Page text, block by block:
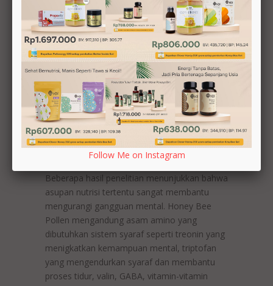
darah membuat otak dapat bekerja lebih lama
dengan beban yang lebih berat, mengingat
lebih banyak, dan memproses informasi
dengan lebih baik.
Ditambah dengan rangsang dari luar seperti
lingkungan keluarga, sekolah, dan teman-
teman, penggunaan Honey Bee Pollen untuk
peningkatan kecerdasan anak dapat terlihat
hasilnya secara signifikan.
Mencegah Gangguan Mental dan
Perkembangan
Beberapa hasil penelitian menunjukkan bahwa
asupan nutrisi tertentu sangat membantu
mengurangi gangguan mental. Honey Bee
Pollen mengandung asam amino yang
dibutuhkan sistem syaraf seperti treonin yang
menigkatkan kemampuan mental, triptofan
yang mengendurkan syaraf dan membantu
proses tidur, valin, GABA, vitamin-vitamin
Follow Me on Instagram